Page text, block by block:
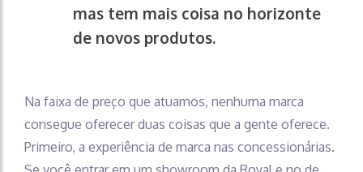
mas tem mais coisa no horizonte
de novos produtos.
Na faixa de preço que atuamos, nenhuma marca
consegue oferecer duas coisas que a gente oferece.
Primeiro, a experiência de marca nas concessionárias.